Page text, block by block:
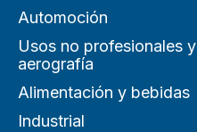
Automoción
Usos no profesionales y
aerografía
Alimentación y bebidas
Industrial